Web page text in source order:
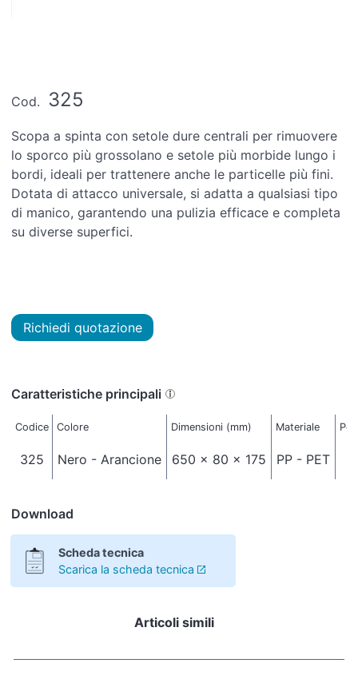
Cod. 325
Scopa a spinta con setole dure centrali per rimuovere
lo sporco più grossolano e setole più morbide lungo i
bordi, ideali per trattenere anche le particelle più fini.
Dotata di attacco universale, si adatta a qualsiasi tipo
di manico, garantendo una pulizia efficace e completa
su diverse superfici.
Richiedi quotazione
Caratteristiche principali
Codice Colore Dimensioni (mm) Materiale
325 Nero - Arancione 650 x 80 x 175 PP - PET
Download
Scheda tecnica
Scarica la scheda tecnica
Articoli simili